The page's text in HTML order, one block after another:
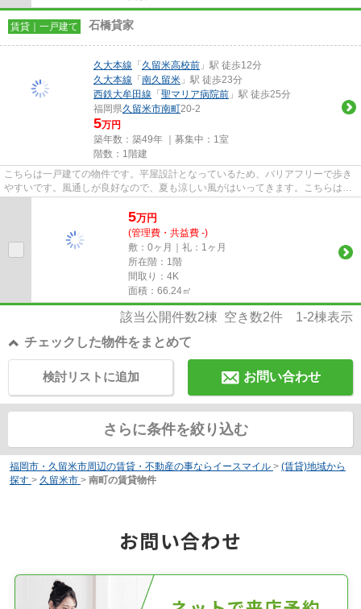
賃貸｜一戸建て 石橋貸家
久大本線 「久留米高校前 」駅 徒歩12分
久大本線 「南久留米 」駅 徒歩23分
西鉄大牟田線 「聖マリア病院前 」駅 徒歩25分
福岡県久留米市南町20-2
5万円
築年数：築49年 ｜募集中： 1室
階数：1階建
こちらは一戸建ての物件です。平屋設計となっているため、バリアフリーで歩き
やすいです。風通しが良好なので、夏も涼しい風がはいってきます。こちらは初
期費用をカードでお支払いい...
5万円
(管理費・共益費 -)
敷：0ヶ月｜礼：1ヶ月
所在階：1階
間取り：4K
面積：66.24㎡
該当公開件数2棟 空き数2件 1-2棟表示
チェックした物件をまとめて
お問い合わせ
検討リストに追加
さらに条件を絞り込む
福岡市・久留米市周辺の賃貸・不動産の事ならイースマイル > (賃貸)地域から
探す > 久留米市 > 南町の賃貸物件
お問い合わせ